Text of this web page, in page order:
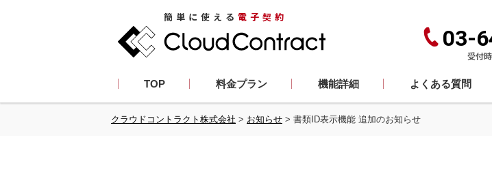
簡単に使える 電子契約
03-
受付
TOP 料金プラン 機能詳細 よくある質問
クラウドコントラクト株式会社 > お知らせ > 書類ID表示機能 追加のお知らせ